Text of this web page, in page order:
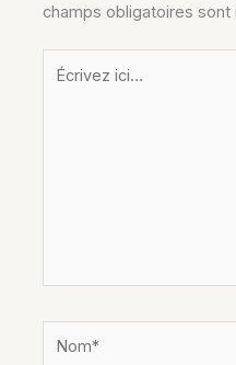
champs obligatoires
Écrivez
ici…